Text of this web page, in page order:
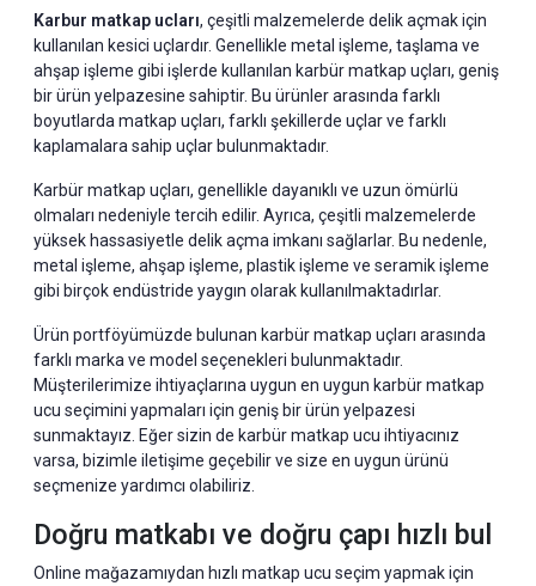
Karbur matkap ucları, çeşitli malzemelerde delik açmak için
kullanılan kesici uçlardır. Genellikle metal işleme, taşlama ve
ahşap işleme gibi işlerde kullanılan karbür matkap uçları, geniş
bir ürün yelpazesine sahiptir. Bu ürünler arasında farklı
boyutlarda matkap uçları, farklı şekillerde uçlar ve farklı
kaplamalara sahip uçlar bulunmaktadır.
Karbür matkap uçları, genellikle dayanıklı ve uzun ömürlü
olmaları nedeniyle tercih edilir. Ayrıca, çeşitli malzemelerde
yüksek hassasiyetle delik açma imkanı sağlarlar. Bu nedenle,
metal işleme, ahşap işleme, plastik işleme ve seramik işleme
gibi birçok endüstride yaygın olarak kullanılmaktadırlar.
Ürün portföyümüzde bulunan karbür matkap uçları arasında
farklı marka ve model seçenekleri bulunmaktadır.
Müşterilerimize ihtiyaçlarına uygun en uygun karbür matkap
ucu seçimini yapmaları için geniş bir ürün yelpazesi
sunmaktayız. Eğer sizin de karbür matkap ucu ihtiyacınız
varsa, bizimle iletişime geçebilir ve size en uygun ürünü
seçmenize yardımcı olabiliriz.
Doğru matkabı ve doğru çapı hızlı bul
Online mağazamıydan hızlı matkap ucu seçim yapmak için